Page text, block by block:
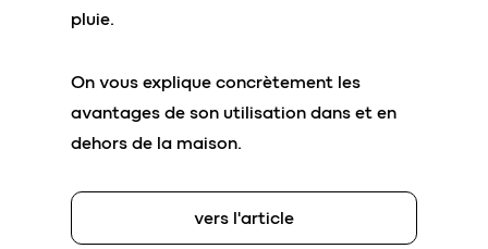
pluie.
On vous explique concrètement les
avantages de son utilisation dans et en
dehors de la maison.
vers l'article